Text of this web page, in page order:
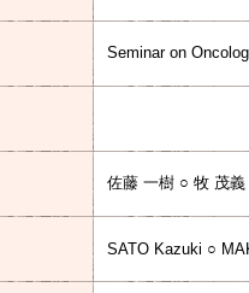
Seminar on
佐藤 一樹 ○ 牧 茂
SATO Kazuki ○